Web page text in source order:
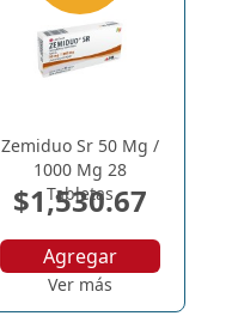
Zemiduo Sr 50 Mg /
1000 Mg 28
Tabletas
$1,530.67
Agregar
Ver más